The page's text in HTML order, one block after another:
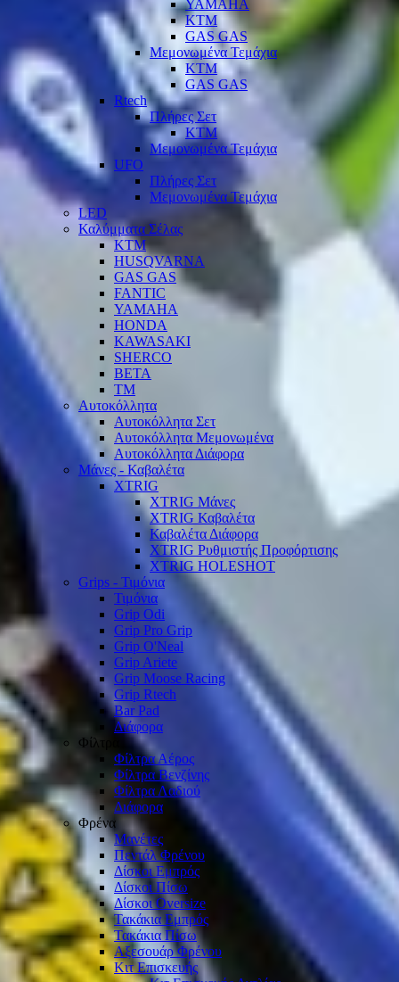
YAMAHA
KTM
GAS GAS
Μεμονωμένα Τεμάχια
KTM
GAS GAS
Rtech
Πλήρες Σετ
KTM
Μεμονωμένα Τεμάχια
UFO
Πλήρες Σετ
Μεμονωμένα Τεμάχια
LED
Καλύμματα Σέλας
KTM
HUSQVARNA
GAS GAS
FANTIC
YAMAHA
HONDA
KAWASAKI
SHERCO
BETA
TM
Αυτοκόλλητα
Αυτοκόλλητα Σετ
Αυτοκόλλητα Μεμονωμένα
Αυτοκόλλητα Διάφορα
Μάνες - Καβαλέτα
XTRIG
XTRIG Μάνες
XTRIG Καβαλέτα
Καβαλέτα Διάφορα
XTRIG Ρυθμιστής Προφόρτισης
XTRIG HOLESHOT
Grips - Τιμόνια
Τιμόνια
Grip Odi
Grip Pro Grip
Grip O'Neal
Grip Ariete
Grip Moose Racing
Grip Rtech
Bar Pad
Διάφορα
Φίλτρα
Φίλτρα Αέρος
Φίλτρα Βενζίνης
Φίλτρα Λαδιού
Διάφορα
Φρένα
Μανέτες
Πεντάλ Φρένου
Δίσκοι Εμπρός
Δίσκοι Πίσω
Δίσκοι Oversize
Τακάκια Εμπρός
Τακάκια Πίσω
Αξεσουάρ Φρένου
Κιτ Επισκευής